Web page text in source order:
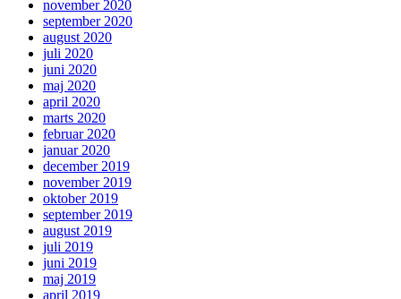
november 2020
september 2020
august 2020
juli 2020
juni 2020
maj 2020
april 2020
marts 2020
februar 2020
januar 2020
december 2019
november 2019
oktober 2019
september 2019
august 2019
juli 2019
juni 2019
maj 2019
april 2019